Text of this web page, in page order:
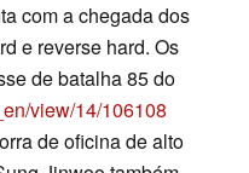
com a chegada dos
e reverse hard. Os
de batalha 85 do
view/14/106108
de oficina de alto